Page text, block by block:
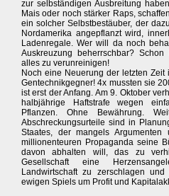
zur selbständigen Ausbreitung
Mais oder noch stärker Raps,
ein solcher Selbstbestäuber, der
Nordamerika angepflanzt wird,
Ladenregale. Wer will da noch
Auskreuzung beherrschbar?
alles zu verunreinigen!
Noch eine Neuerung der letzten
Gentechnikgegner! 4x mussten sie
ist erst der Anfang. Am 9. Oktober
halbjährige Haftstrafe wegen
Pflanzen. Ohne Bewährung.
Abschreckungsurteile sind in
Staates, der mangels
millionenteuren Propaganda seine
davon abhalten will, das zu
Gesellschaft eine
Landwirtschaft zu zerschlagen
ewigen Spiels um Profit und